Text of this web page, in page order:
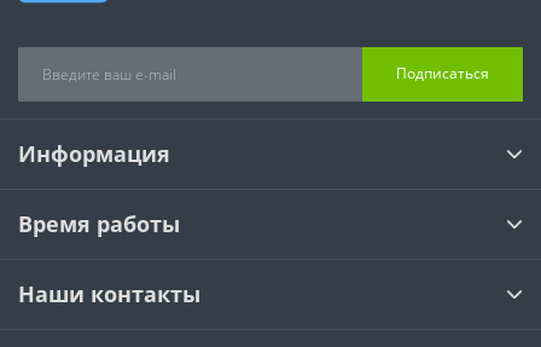
Подписаться
Информация
Время работы
Наши контакты